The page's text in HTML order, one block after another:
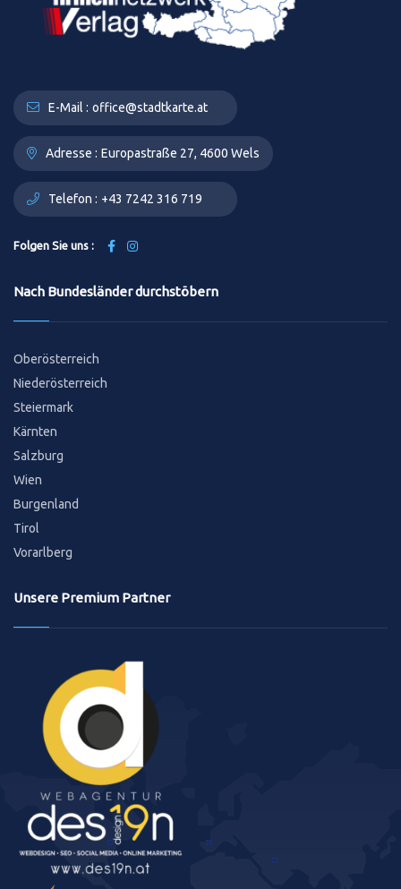
E-Mail : office@stadtkarte.at
Adresse : Europastraße 27, 4600 Wels
Telefon : +43 7242 316 719
Folgen Sie uns :
Nach Bundesländer durchstöbern
Oberösterreich
Niederösterreich
Steiermark
Kärnten
Salzburg
Wien
Burgenland
Tirol
Vorarlberg
Unsere Premium Partner